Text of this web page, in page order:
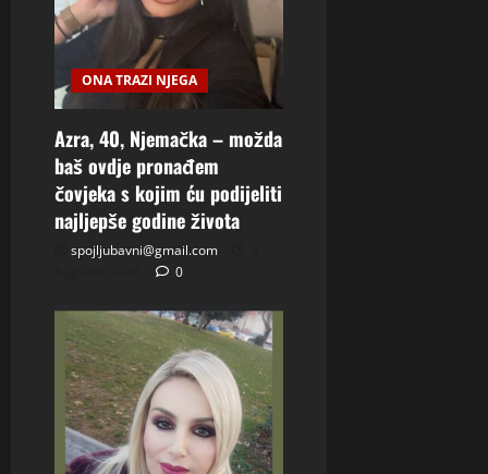
ONA TRAZI NJEGA
Azra, 40, Njemačka – možda
baš ovdje pronađem
čovjeka s kojim ću podijeliti
najljepše godine života
spojljubavni@gmail.com
0